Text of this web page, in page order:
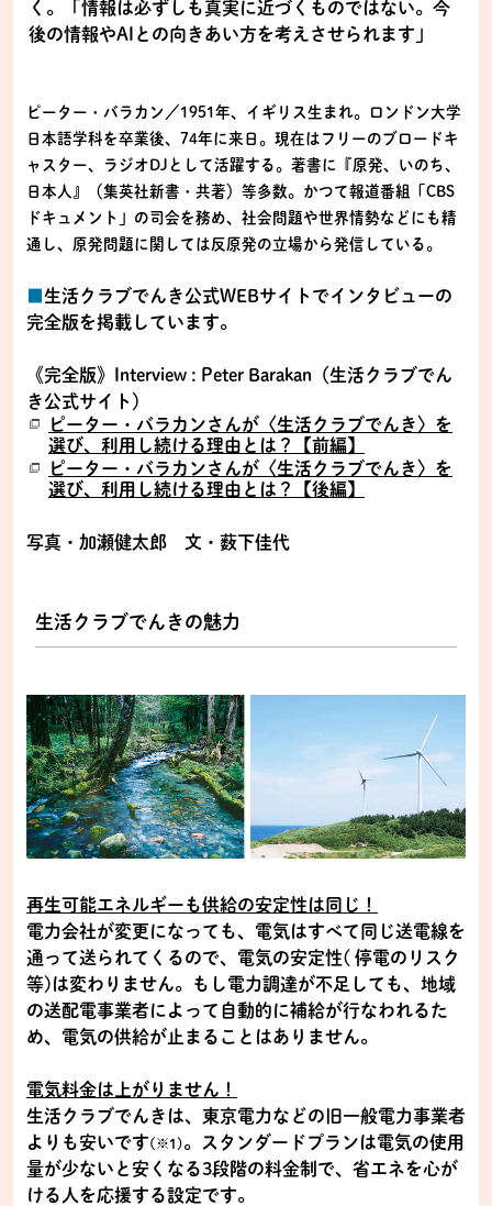
く。「情報は必ずしも真実に近づくものではない。今
後の情報やAIとの向きあい方を考えさせられます」
ピーター・バラカン／1951年、イギリス生まれ。ロンドン大学
日本語学科を卒業後、74年に来日。現在はフリーのブロードキ
ャスター、ラジオDJとして活躍する。著書に『原発、いのち、
日本人』（集英社新書・共著）等多数。かつて報道番組「CBS
ドキュメント」の司会を務め、社会問題や世界情勢などにも精
通し、原発問題に関しては反原発の立場から発信している。
生活クラブでんき公式WEBサイトでインタビューの
完全版を掲載しています。
《完全版》Interview : Peter Barakan（生活クラブでん
き公式サイト）
ピーター・バラカンさんが〈生活クラブでんき〉を
選び、利用し続ける理由とは？【前編】
ピーター・バラカンさんが〈生活クラブでんき〉を
選び、利用し続ける理由とは？【後編】
写真・加瀬健太郎 文・薮下佳代
生活クラブでんきの魅力
再生可能エネルギーも供給の安定性は同じ！
電力会社が変更になっても、電気はすべて同じ送電線を
通って送られてくるので、電気の安定性( 停電のリスク
等)は変わりません。もし電力調達が不足しても、地域
の送配電事業者によって自動的に補給が行なわれるた
め、電気の供給が止まることはありません。
電気料金は上がりません！
生活クラブでんきは、東京電力などの旧一般電力事業者
よりも安いです(※1)。スタンダードプランは電気の使用
量が少ないと安くなる3段階の料金制で、省エネを心が
ける人を応援する設定です。